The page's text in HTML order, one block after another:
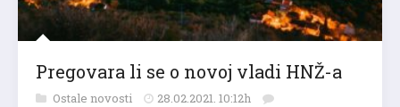
Pregovara li se o novoj vladi HNŽ-a
Ostale novosti 28.02.2021. 10:12h